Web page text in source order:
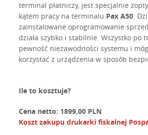
terminal płatniczy, jest specjalnie
kątem pracy na terminalu Pax A50.
zainstalowane oprogramowanie
działa szybko i stabilnie. Wszystko po
pewność niezawodności systemu i
korzystać z urządzenia w sposób
Ile to kosztuje?
Cena netto: 1899,00 PLN
Koszt zakupu drukarki fiskalnej